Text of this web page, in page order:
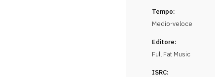
Tempo:
Medio-veloce
Editore:
Full Fat Music
ISRC: